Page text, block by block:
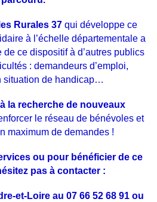
Rurales 37 qui développe ce
à l’échelle départementale a
ce dispositif à d’autres publics
: demandeurs d’emploi,
situation de handicap…
la recherche de nouveaux
le réseau de bénévoles et
maximum de demandes !
ou pour bénéficier de ce
pas à contacter :
et-Loire au 07 66 52 68 91 ou